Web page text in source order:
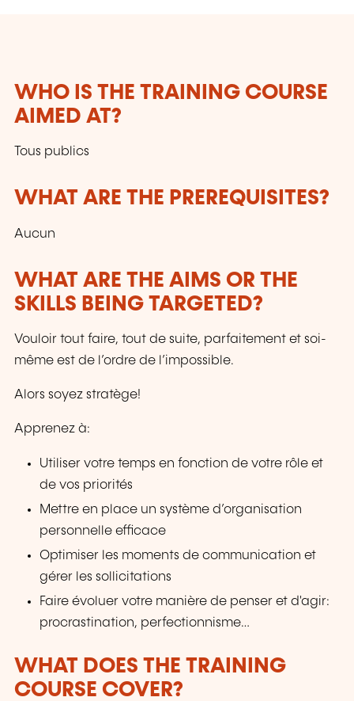
WHO IS THE TRAINING COURSE
AIMED AT?
Tous publics
WHAT ARE THE PREREQUISITES?
Aucun
WHAT ARE THE AIMS OR THE
SKILLS BEING TARGETED?
Vouloir tout faire, tout de suite, parfaitement et soi-
même est de l’ordre de l’impossible.
Alors soyez stratège!
Apprenez à:
Utiliser votre temps en fonction de votre rôle et
de vos priorités
Mettre en place un système d’organisation
personnelle efficace
Optimiser les moments de communication et
gérer les sollicitations
Faire évoluer votre manière de penser et d'agir:
procrastination, perfectionnisme…
WHAT DOES THE TRAINING
COURSE COVER?